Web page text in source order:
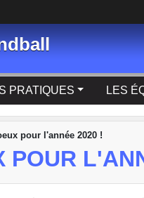
PRATIQUES LES
pour l'année 2020 !
POUR